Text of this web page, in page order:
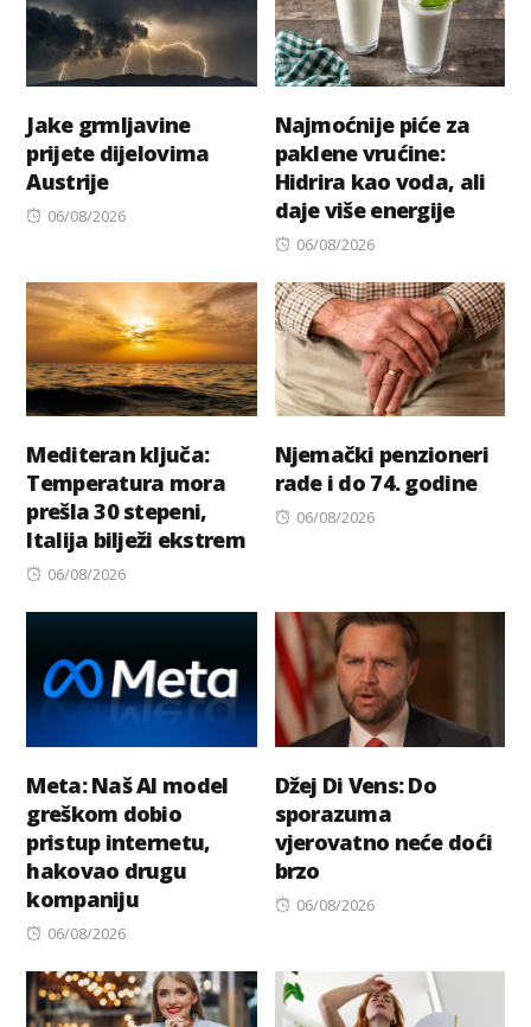
Jake grmljavine
prijete dijelovima
Austrije
Posted
06/08/2026
Najmoćnije piće za
paklene vrućine:
Hidrira kao voda, ali
daje više energije
Posted
06/08/2026
Mediteran ključa:
Temperatura mora
prešla 30 stepeni,
Italija bilježi ekstrem
Posted
06/08/2026
Njemački penzioneri
rade i do 74. godine
Posted
06/08/2026
Meta: Naš AI model
greškom dobio
pristup internetu,
hakovao drugu
kompaniju
Posted
06/08/2026
Džej Di Vens: Do
sporazuma
vjerovatno neće doći
brzo
Posted
06/08/2026